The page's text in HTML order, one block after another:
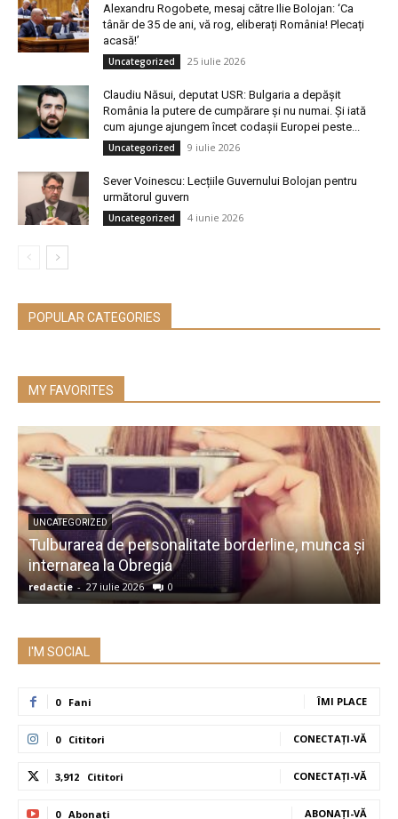
Alexandru Rogobete, mesaj către Ilie Bolojan: ‘Ca
tânăr de 35 de ani, vă rog, eliberați România! Plecați
acasă!’
Uncategorized 25 iulie 2026
Claudiu Năsui, deputat USR: Bulgaria a depășit
România la putere de cumpărare și nu numai. Și iată
cum ajunge ajungem încet codașii Europei peste...
Uncategorized 9 iulie 2026
Sever Voinescu: Lecțiile Guvernului Bolojan pentru
următorul guvern
Uncategorized 4 iunie 2026
POPULAR CATEGORIES
MY FAVORITES
UNCATEGORIZED
Tulburarea de personalitate borderline, munca și
internarea la Obregia
redactie - 27 iulie 2026 0
I'M SOCIAL
0 Fani ÎMI PLACE
0 Cititori CONECTAȚI-VĂ
3,912 Cititori CONECTAȚI-VĂ
0 Abonați ABONAȚI-VĂ